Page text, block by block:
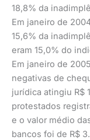
18,8% da
Em janeiro de
15,6% da
eram 15,0% do
Em janeiro de
negativas de
jurídica atingiu R$
protestados
e o valor médio
bancos foi de R$